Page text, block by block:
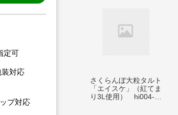
定可
対応
プ対応
さくらんぼ大粒タルト
「エイスケ」（紅てま
り3L使用） hi004-hi